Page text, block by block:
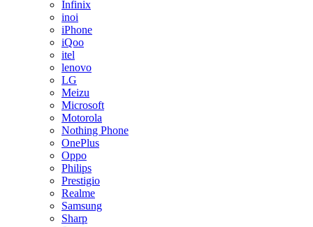
Infinix
inoi
iPhone
iQoo
itel
lenovo
LG
Meizu
Microsoft
Motorola
Nothing Phone
OnePlus
Oppo
Philips
Prestigio
Realme
Samsung
Sharp